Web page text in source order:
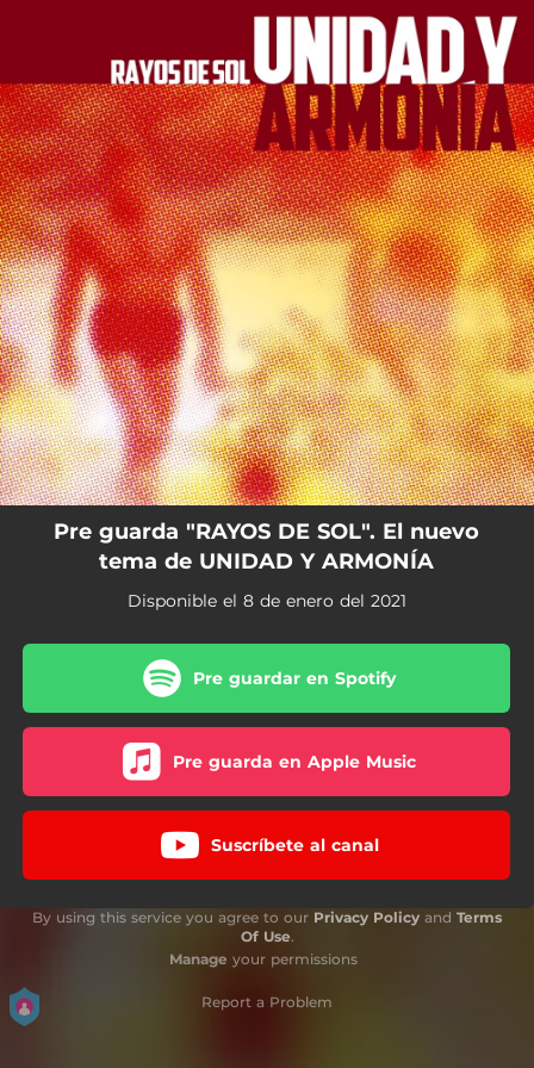
You're all set!
Pre guarda "RAYOS DE SOL". El nuevo
tema de UNIDAD Y ARMONÍA
Disponible el 8 de enero del 2021
Pre guardar en Spotify
Pre guarda en Apple Music
Suscríbete al canal
By using this service you agree to our Privacy Policy and Terms
Of Use.
Manage your permissions
Report a Problem